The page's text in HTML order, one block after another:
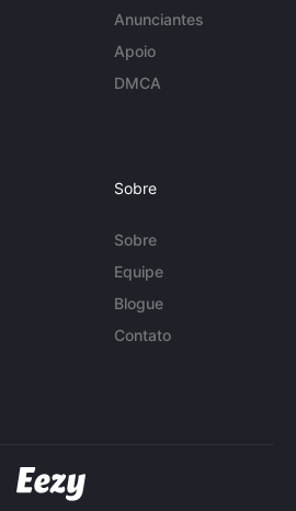
Anunciantes
Apoio
DMCA
Sobre
Sobre
Equipe
Blogue
Contato